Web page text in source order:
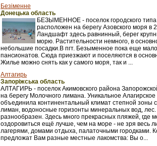
Безіменне
Донецька область
БЕЗЫМЕННОЕ - поселок городского типа
расположен на берегу Азовского моря в
Ландшафт здесь равнинный, берег
морю. Растительности немного, в
небольшие посадки.В пгт. Безыменное пока еще
пансионатов. Сюда приезжают и поселяются в
Жилье можно снять как у самого моря, так и ...
Алтагирь
Запоріжська область
АЛТАГИРЬ - поселок Акимовского района
на берегу Молочного лимана. Уникальное
объединила континентальный климат степной зоны
лиман, водоносные горизонты минеральных вод,
разнообразен. Здесь много прекрасных пляжей, где
оздоровиться ещё лучше, чем на море - не зря весь
лагерями, домами отдыха, палаточными городками.
предложат Вам разные местные лакомства: Вы о...